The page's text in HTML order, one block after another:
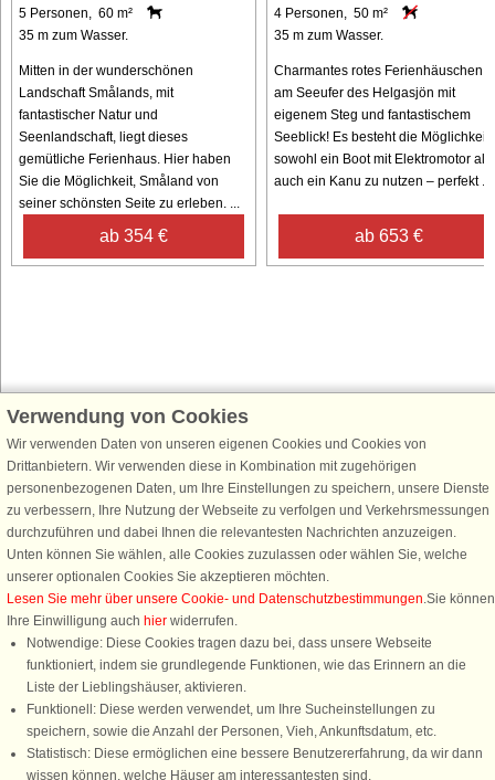
Rufen Sie an, um zu buchen
5 Personen, 60 m²
35 m zum Wasser.
Mitten in der wunderschönen
Landschaft Smålands, mit
fantastischer Natur und
Seenlandschaft, liegt dieses
gemütliche Ferienhaus. Hier haben
Sie die Möglichkeit, Småland von
seiner schönsten Seite zu erleben. ...
ab 354 €
4 Personen, 50 m²
35 m zum Wasser.
Charmantes rotes Ferienhäuschen
am Seeufer des Helgasjön mit
eigenem Steg und fantastischem
Seeblick! Es besteht die Möglichkeit,
sowohl ein Boot mit Elektromotor als
auch ein Kanu zu nutzen – perfekt ...
ab 653 €
Schließen Sie sich 100.000 Ferienhaus-Fans an
Erhalten Sie einenWillkommensgutschein von 25 € für Ihren nächsten
Ferienhausurlaub - melden Sie sich einfach für den DanCenter Newsletter
an. Verpassen Sie nie wieder exklusive Angebote, Gewinnspiele und
Urlaubstipps!
Newsletter abonnieren
Verwendung von Cookies
Wir verwenden Daten von unseren eigenen Cookies und Cookies von
Drittanbietern. Wir verwenden diese in Kombination mit zugehörigen
personenbezogenen Daten, um Ihre Einstellungen zu speichern, unsere Dienste
zu verbessern, Ihre Nutzung der Webseite zu verfolgen und Verkehrsmessungen
durchzuführen und dabei Ihnen die relevantesten Nachrichten anzuzeigen.
Unten können Sie wählen, alle Cookies zuzulassen oder wählen Sie, welche
unserer optionalen Cookies Sie akzeptieren möchten.
Lesen Sie mehr über unsere Cookie- und Datenschutzbestimmungen.Sie können
Ihre Einwilligung auch hier widerrufen.
Notwendige: Diese Cookies tragen dazu bei, dass unsere Webseite
funktioniert, indem sie grundlegende Funktionen, wie das Erinnern an die
Liste der Lieblingshäuser, aktivieren.
Funktionell: Diese werden verwendet, um Ihre Sucheinstellungen zu
speichern, sowie die Anzahl der Personen, Vieh, Ankunftsdatum, etc.
Statistisch: Diese ermöglichen eine bessere Benutzererfahrung, da wir dann
wissen können, welche Häuser am interessantesten sind.